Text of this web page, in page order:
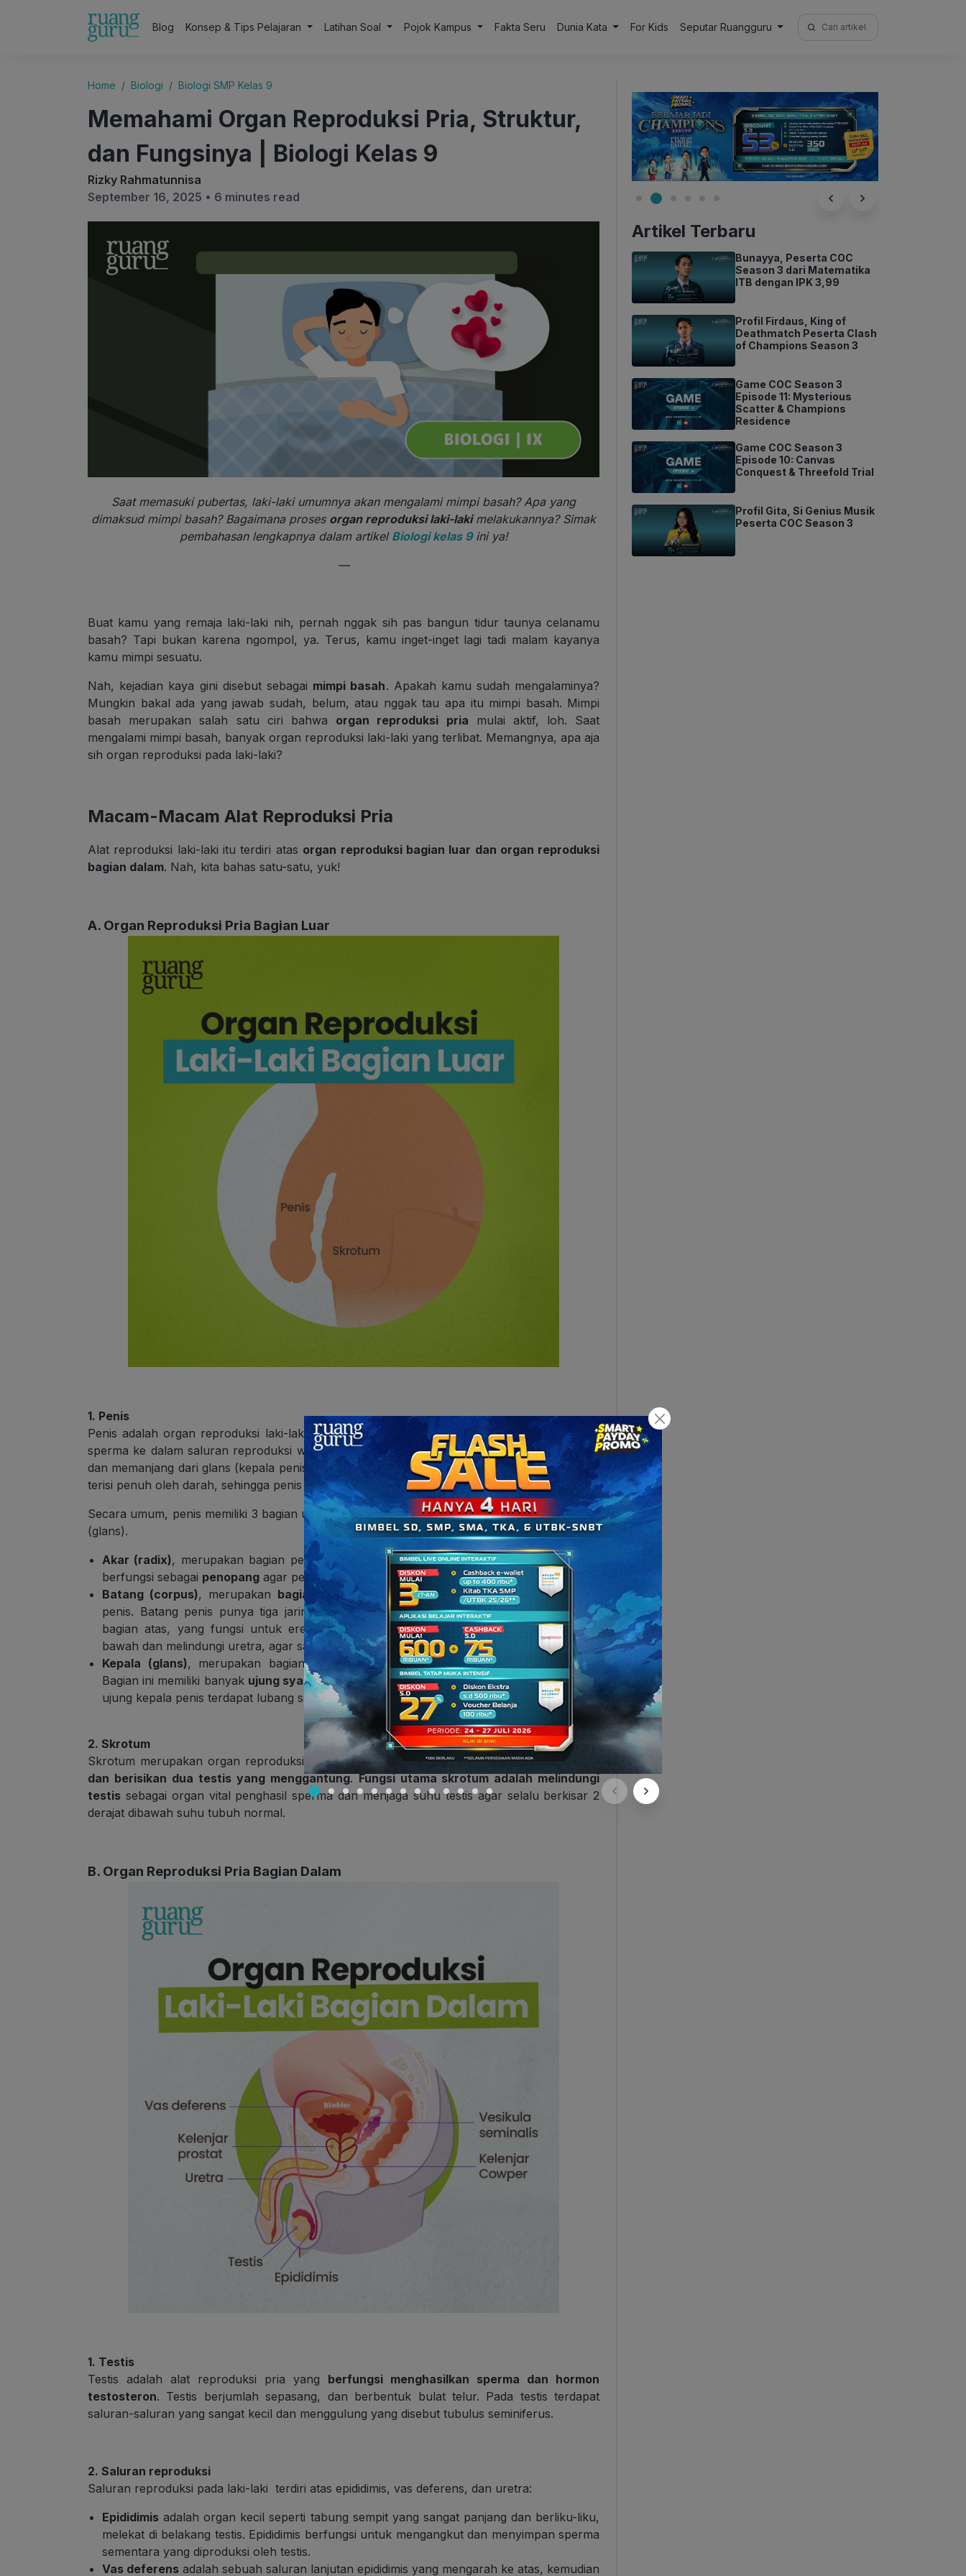
Blog Konsep & Tips Pelajaran Latihan Soal Pojok Kampus Fakta Seru Dunia Kata For Kids Seputar Ruangguru
Search
for:
Home Biologi Biologi SMP Kelas 9
Memahami Organ Reproduksi Pria, Struktur,
dan Fungsinya | Biologi Kelas 9
Rizky Rahmatunnisa
September 16, 2025 • 6 minutes read
Saat memasuki pubertas, laki-laki umumnya akan mengalami mimpi basah? Apa yang
dimaksud mimpi basah? Bagaimana proses organ reproduksi laki-lakimelakukannya? Simak
pembahasan lengkapnya dalam artikel Biologi kelas 9ini ya!
—
Buat kamu yang remaja laki-laki nih, pernah nggak sih pas bangun tidur taunya celanamu
basah? Tapi bukan karena ngompol, ya. Terus, kamu inget-inget lagi tadi malam kayanya
kamu mimpi sesuatu.
Nah, kejadian kaya gini disebut sebagai mimpi basah. Apakah kamu sudah mengalaminya?
Mungkin bakal ada yang jawab sudah, belum, atau nggak tau apa itu mimpi basah. Mimpi
basah merupakan salah satu ciri bahwa organ reproduksi pria mulai aktif, loh. Saat
mengalami mimpi basah, banyak organ reproduksi laki-laki yang terlibat. Memangnya, apa aja
sih organ reproduksi pada laki-laki?
Macam-Macam Alat Reproduksi Pria
Alat reproduksi laki-laki itu terdiri atas organ reproduksi bagian luar dan organ reproduksi
bagian dalam. Nah, kita bahas satu-satu, yuk!
A. Organ Reproduksi Pria Bagian Luar
1. Penis
Penis adalah organ reproduksi laki-laki yangberfungsi untuk kopulasi, yaitu memasukkan
sperma ke dalam saluran reproduksi wanita (vagina). Penis terdiri atas jaringan seperti busa
dan memanjang dari glans (kepala penis). Jika terdapat rangsangan seksual, jaringan ini akan
terisi penuh oleh darah, sehingga penis menegang yang disebut ereksi.
Secara umum, penis memiliki 3 bagian utama, yaitu akar (radix), batang (corpus), dan kepala
(glans).
Akar (radix), merupakan bagian penis yang terletak didekat dasar panggul. Bagian ini
berfungsi sebagai penopang agar penis tetap pada tempatnya.
Batang (corpus), merupakan bagian panjang
yang menghubungkan akar dan kepala
penis. Batang penis punya tiga jaringan erektil, yaitu2 corpora cavernosa, terletak di
bagian atas, yang fungsi untuk ereksi, serta
1 corpus spongiosum, terletak di bagian
bawah dan melindungi uretra, agar saat ereksi, jalur kencing tidak tertutup.
Kepala (glans), merupakan bagian ujung penis yangbentuknya bulat dan sensitif
Bagian ini memiliki banyak ujung syaraf, sehingga peka terhadap rangsangan. Selain itu, di
ujung kepala penis terdapat lubang saluran uretra (kencing).
2. Skrotum
Skrotum merupakan organ reproduksi bagian luar yang memilikistruktur seperti kantung
dan berisikan dua testis yang menggantung.Fungsi utama skrotum adalah melindungi
testis sebagai organ vital penghasil sperma dan menjaga suhu testis agar selalu berkisar 2
derajat dibawah suhu tubuh normal.
B. Organ Reproduksi Pria Bagian Dalam
1. Testis
Testis adalah alat reproduksi pria yang berfungsi menghasilkan sperma dan hormon
testosteron. Testis berjumlah sepasang, dan berbentuk bulat telur. Pada testis terdapat
saluran-saluran yang sangat kecil dan menggulung yang disebut tubulus seminiferus.
2. Saluran reproduksi
Saluran reproduksi pada laki-laki terdiri atas epididimis, vas deferens, dan uretra:
Epididimis adalah organ kecil seperti tabung sempit yang sangat panjang dan berliku-liku,
melekat di belakang testis. Epididimis berfungsi untuk mengangkut dan menyimpan sperma
sementara yang diproduksi oleh testis.
Vas deferens adalah sebuah saluran lanjutan epididimis yang mengarah ke atas, kemudian
Artikel Terbaru
Bunayya, Peserta COC
Season 3 dari Matematika
ITB dengan IPK 3,99
Profil Firdaus, King of
Deathmatch Peserta Clash
of Champions Season 3
Game COC Season 3
Episode 11: Mysterious
Scatter & Champions
Residence
Game COC Season 3
Episode 10: Canvas
Conquest & Threefold Trial
Profil Gita, Si Genius Musik
Peserta COC Season 3